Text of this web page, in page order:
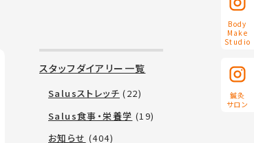
Body
Make
Studio
鍼灸
サロン
スタッフダイアリー一覧
Salusストレッチ (22)
Salus食事・栄養学 (19)
お知らせ (404)